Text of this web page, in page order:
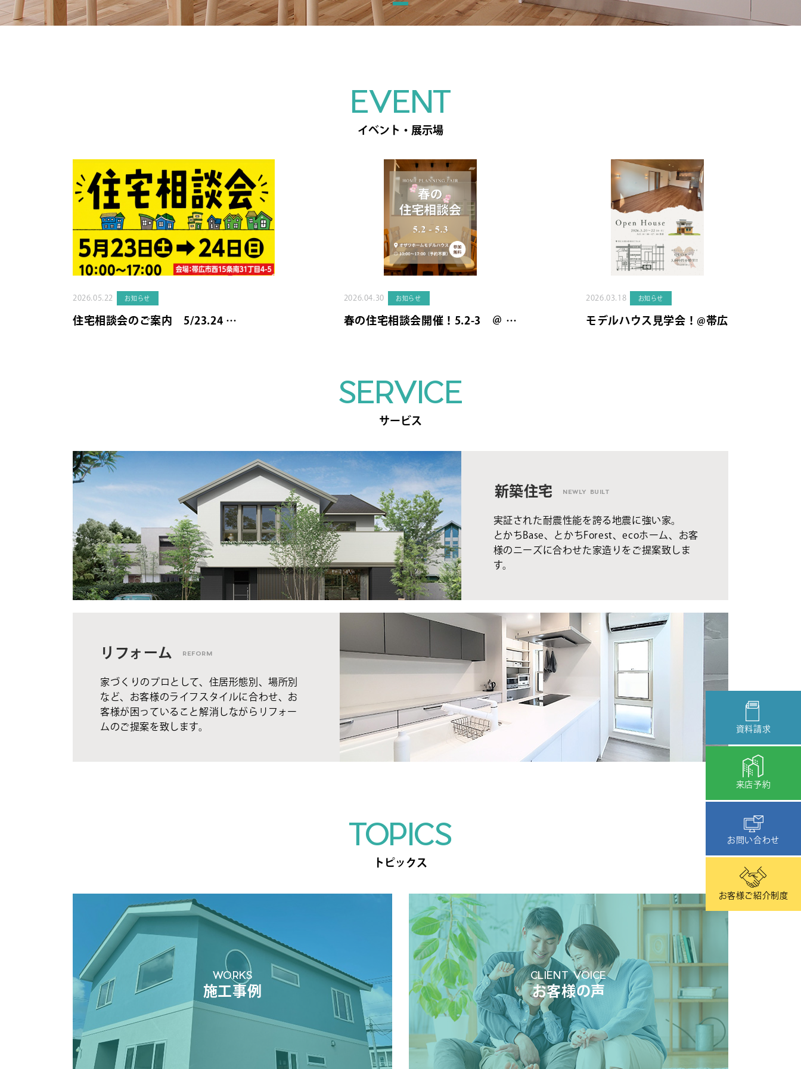
資料請求
来店予約
お問い合わせ
お客様ご紹介制度
EVENT
イベント・展示場
2026.05.22 お知らせ
住宅相談会のご案内 5/23.24 …
2026.04.30 お知らせ
春の住宅相談会開催！5.2-3 ＠ …
2026.03.18 お知らせ
モデルハウス見学会！@帯広
SERVICE
サービス
新築住宅 NEWLY BUILT
実証された耐震性能を誇る地震に強い家。
とかちBase、とかちForest、ecoホーム、お客
様のニーズに合わせた家造りをご提案致しま
す。
リフォーム REFORM
家づくりのプロとして、住居形態別、場所別
など、お客様のライフスタイルに合わせ、お
客様が困っていること解消しながらリフォー
ムのご提案を致します。
TOPICS
トピックス
WORKS
施工事例
CLIENT VOICE
お客様の声